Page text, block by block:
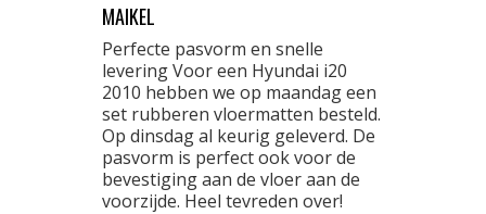
MAIKEL
Perfecte pasvorm en snelle
levering Voor een Hyundai i20
2010 hebben we op maandag een
set rubberen vloermatten besteld.
Op dinsdag al keurig geleverd. De
pasvorm is perfect ook voor de
bevestiging aan de vloer aan de
voorzijde. Heel tevreden over!